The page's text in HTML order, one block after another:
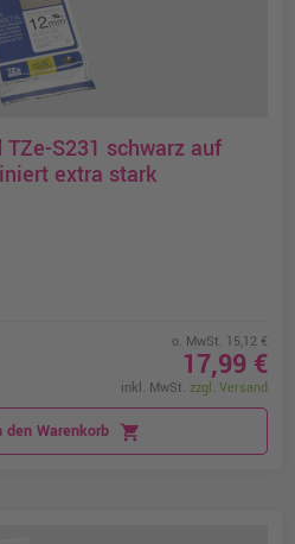
S231 schwarz auf
extra stark
o. MwSt. 15,12 €
17,99 €
inkl. MwSt. zzgl. Versand
den Warenkorb shopping_cart